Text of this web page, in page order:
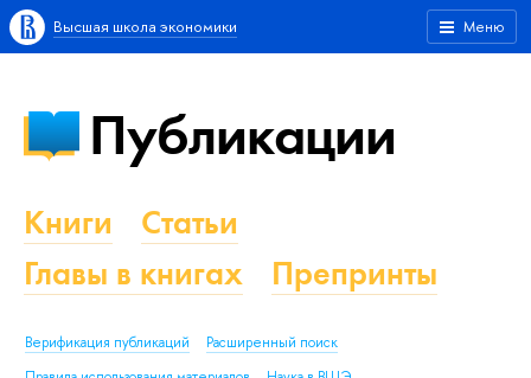
Меню
Высшая школа экономики
Публикации
Книги
Статьи
Главы в книгах
Препринты
Верификация публикаций
Расширенный поиск